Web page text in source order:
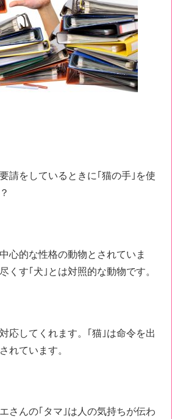
請をしているときに｢猫の手｣を使
心的な性格の動物とされていま
くす｢犬｣とは対照的な動物です。
応してくれます。｢猫｣は命令を出
れています。
さんの｢タマ｣は人の気持ちが伝わ